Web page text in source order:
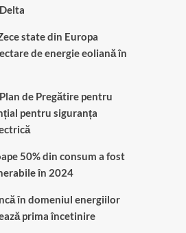
state din Europa
de energie eoliană în
de Pregătire pentru
pentru siguranța
50% din consum a fost
în 2024
în domeniul energiilor
prima încetinire